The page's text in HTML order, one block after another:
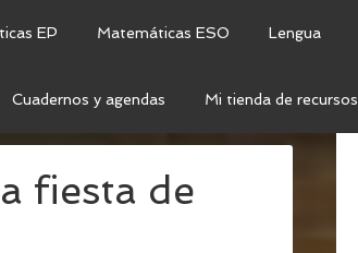
EP Matemáticas ESO Lengua
Cuadernos y agendas Mi tienda de recursos
fiesta de